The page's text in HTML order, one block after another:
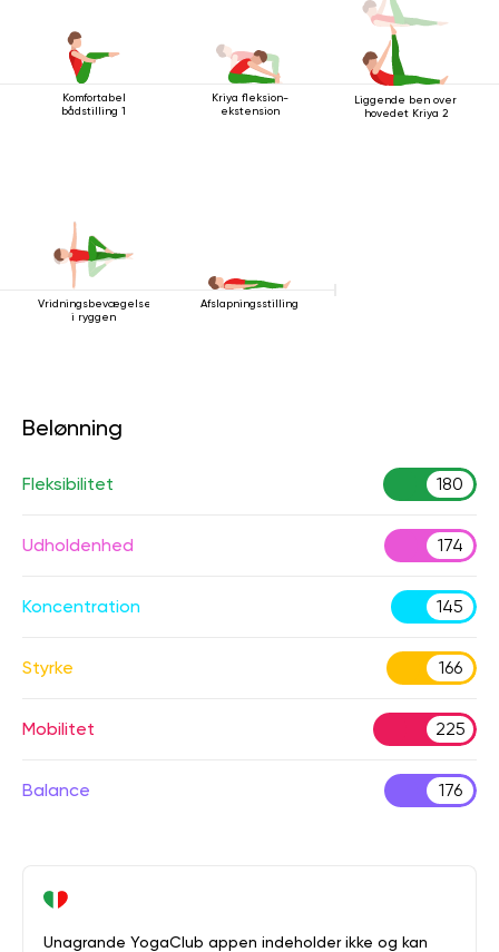
Komfortabel
bådstilling 1
Kriya fleksion-
ekstension
Liggende ben over
hovedet Kriya 2
Vridningsbevægelse
i ryggen
Afslapningsstilling
Belønning
Fleksibilitet 180
Udholdenhed 174
Koncentration 145
Styrke 166
Mobilitet 225
Balance 176
Unagrande YogaClub appen indeholder ikke og kan